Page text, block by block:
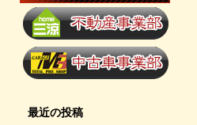
最近の投稿